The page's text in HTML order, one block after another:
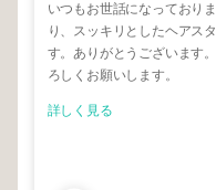
いつもお世話になっており
り、スッキリとしたヘアス
す。ありがとうございます
ろしくお願いします。
詳しく見る